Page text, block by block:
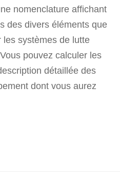
nomenclature affichant
des divers éléments que
systèmes de lutte
pouvez calculer les
détaillée des
dont vous aurez